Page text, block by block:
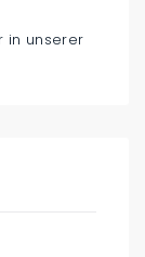
in unserer